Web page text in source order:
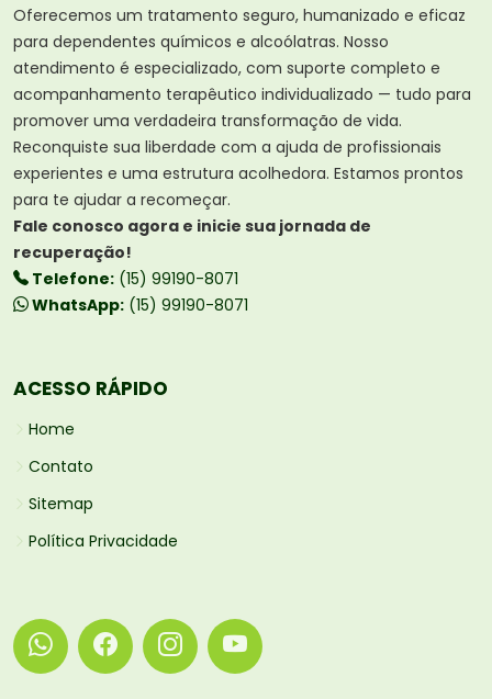
Oferecemos um tratamento seguro, humanizado e eficaz
para dependentes químicos e alcoólatras. Nosso
atendimento é especializado, com suporte completo e
acompanhamento terapêutico individualizado — tudo para
promover uma verdadeira transformação de vida.
Reconquiste sua liberdade com a ajuda de profissionais
experientes e uma estrutura acolhedora. Estamos prontos
para te ajudar a recomeçar.
Fale conosco agora e inicie sua jornada de
recuperação!
Telefone: (15) 99190-8071
WhatsApp: (15) 99190-8071
ACESSO RÁPIDO
Home
Contato
Sitemap
Política Privacidade